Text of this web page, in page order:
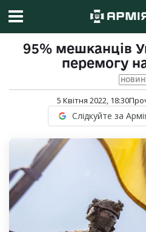
95% мешканців
перемогу
5 Квітня 2022, 18:30
Слідкуйте за